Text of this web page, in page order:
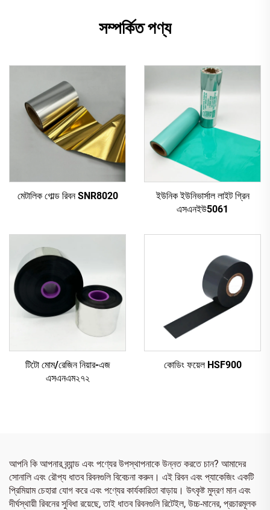
সম্পর্কিত পণ্য
মেটালিক গোল্ড রিবন SNR8020
ইউনিক ইউনিভার্সাল লাইট গ্রিন
এসএনইউ5061
টিটো মোম/রেজিন নিয়ার-এজ
এসএনএম২৭২
কোডিং ফয়েল HSF900
আপনি কি আপনার ব্র্যান্ড এবং পণ্যের উপস্থাপনাকে উন্নত করতে চান? আমাদের
সোনালি এবং রৌপ্য ধাতব রিবনগুলি বিবেচনা করুন। এই রিবন এবং প্যাকেজিং একটি
প্রিমিয়াম চেহারা যোগ করে এবং পণ্যের কার্যকারিতা বাড়ায়। উৎকৃষ্ট মুদ্রণ মান এবং
দীর্ঘস্থায়ী রিবনের সুবিধা রয়েছে, তাই ধাতব রিবনগুলি রিটেইল, উচ্চ-মানের, প্রচারমূলক